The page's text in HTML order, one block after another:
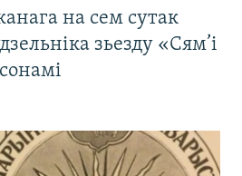
на сем сутак
зьезду «Сям’і